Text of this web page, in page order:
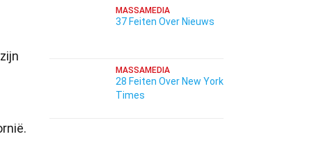
MASSAMEDIA
37 Feiten Over Nieuws
MASSAMEDIA
28 Feiten Over New York
Times